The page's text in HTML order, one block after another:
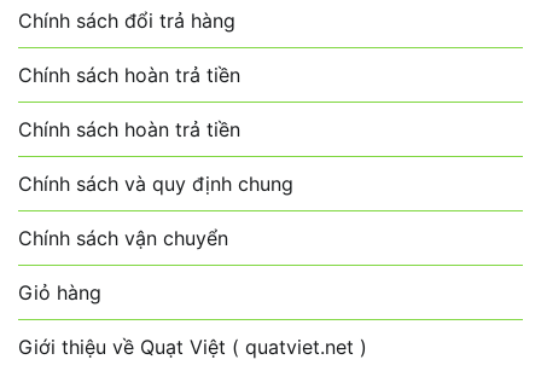
Chính sách đổi trả hàng
Chính sách hoàn trả tiền
Chính sách hoàn trả tiền
Chính sách và quy định chung
Chính sách vận chuyển
Giỏ hàng
Giới thiệu về Quạt Việt ( quatviet.net )